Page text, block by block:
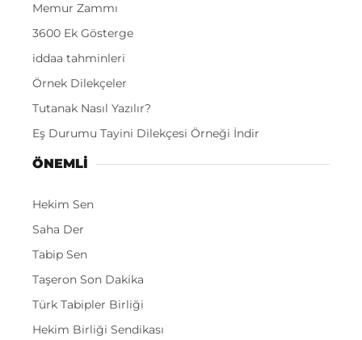
Memur Zammı
3600 Ek Gösterge
iddaa tahminleri
Örnek Dilekçeler
Tutanak Nasıl Yazılır?
Eş Durumu Tayini Dilekçesi Örneği İndir
ÖNEMLI
Hekim Sen
Saha Der
Tabip Sen
Taşeron Son Dakika
Türk Tabipler Birliği
Hekim Birliği Sendikası